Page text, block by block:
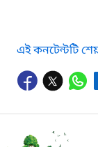
এই কনটেন্টটি